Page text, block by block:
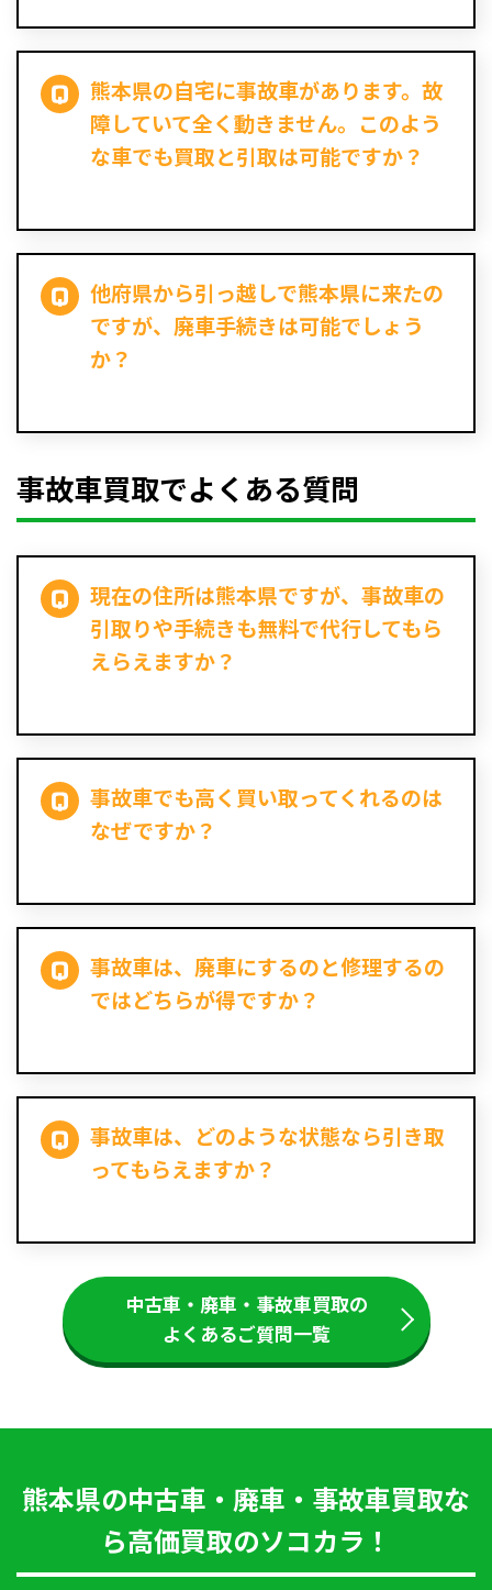
熊本県の自宅に事故車があります。故
障していて全く動きません。このよう
な車でも買取と引取は可能ですか？
他府県から引っ越しで熊本県に来たの
ですが、廃車手続きは可能でしょう
か？
事故車買取でよくある質問
現在の住所は熊本県ですが、事故車の
引取りや手続きも無料で代行してもら
えらえますか？
事故車でも高く買い取ってくれるのは
なぜですか？
事故車は、廃車にするのと修理するの
ではどちらが得ですか？
事故車は、どのような状態なら引き取
ってもらえますか？
中古車・廃車・事故車買取の
よくあるご質問一覧
熊本県の中古車・廃車・事故車買取な
ら高価買取のソコカラ！